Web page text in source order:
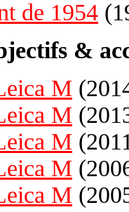
de 1954
&
M
M
M
M
M